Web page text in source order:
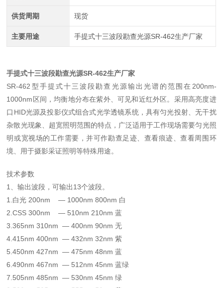
供货周期 现货
主要用途 手提式十三波段勘查光源SR-462生产厂家
手提式十三波段勘查光源SR-462生产厂家
SR-462型手提式十三波段勘查光源输出光谱的范围在200nm-
1000nm区间，均衡地分布在紫外、可见和近红外区。采用高亮度进
口HID光源及投影仪式组合式光学透镜系统，具有匀光投射、无干扰
杂散光现象、超宽照明范围的特点，广泛适用于工作现场需要匀光照
明或宽视场的工作需要，并可作勘查足迹、查看痕迹、查看周围环
境、用于摄影采证照明等特殊用途。
技术参数
1、输出波段，可输出13个波段。
1.白光 200nm — 1000nm 800nm 白
2.CSS 300nm — 510nm 210nm 蓝
3.365nm 310nm — 400nm 90nm 无
4.415nm 400nm — 432nm 32nm 紫
5.450nm 427nm — 475nm 48nm 蓝
6.490nm 467nm — 512nm 45nm 蓝绿
7.505nm 485nm — 530nm 45nm 绿